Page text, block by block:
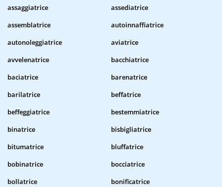
assaggiatrice
assediatrice
assemblatrice
autoinnaffiatrice
autonoleggiatrice
aviatrice
avvelenatrice
bacchiatrice
baciatrice
barenatrice
barilatrice
beffatrice
beffeggiatrice
bestemmiatrice
binatrice
bisbigliatrice
bitumatrice
bluffatrice
bobinatrice
bocciatrice
bollatrice
bonificatrice